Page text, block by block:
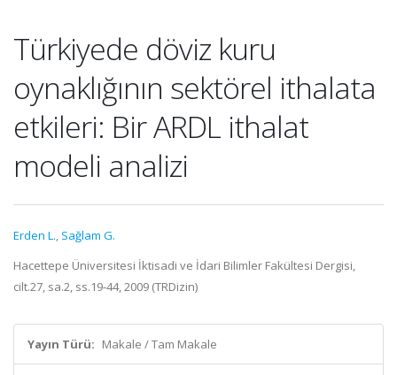
Türkiyede döviz kuru
oynaklığının sektörel ithalata
etkileri: Bir ARDL ithalat
modeli analizi
Erden L., Sağlam G.
Hacettepe Üniversitesi İktisadi ve İdari Bilimler Fakültesi Dergisi,
cilt.27, sa.2, ss.19-44, 2009 (TRDizin)
Yayın Türü: Makale / Tam Makale